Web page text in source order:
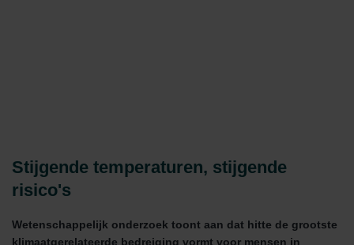
Stijgende temperaturen, stijgende
risico's
Wetenschappelijk onderzoek toont aan dat hitte de grootste
klimaatgerelateerde bedreiging vormt voor mensen in